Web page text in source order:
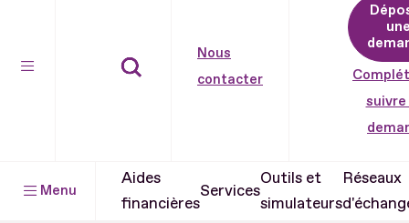
Nous
contacter
suivre
Menu
Aides
financières
Services
Outils et
simulateurs
Réseaux